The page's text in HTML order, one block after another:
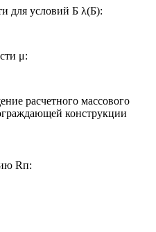
для условий Б λ(Б):
μ:
расчетного массового
конструкции
Rп: